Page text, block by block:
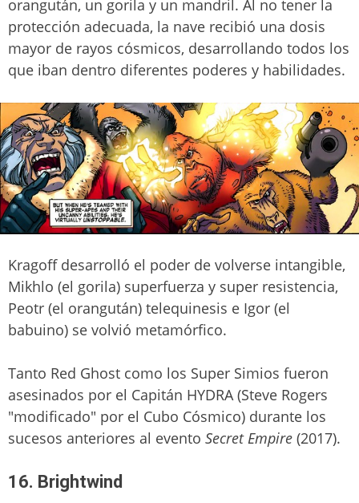
orangután, un gorila y un mandril. Al no tener la
protección adecuada, la nave recibió una dosis
mayor de rayos cósmicos, desarrollando todos los
que iban dentro diferentes poderes y habilidades.
Kragoff desarrolló el poder de volverse intangible,
Mikhlo (el gorila) superfuerza y super resistencia,
Peotr (el orangután) telequinesis e Igor (el
babuino) se volvió metamórfico.
Tanto Red Ghost como los Super Simios fueron
asesinados por el Capitán HYDRA (Steve Rogers
"modificado" por el Cubo Cósmico) durante los
sucesos anteriores al evento Secret Empire (2017).
16. Brightwind